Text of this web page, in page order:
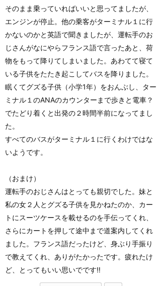
そのまま乗っていればいいと思ってましたが、
エンジンが停止。他の乗客がターミナル１に行
かないのかと英語で聞きましたが、運転手のお
じさんがなにやらフランス語で言ったあと、荷
物をもって降りてしまいました。あわてて寝て
いる子供をたたき起こしてバスを降りました。
眠くてグズる子供（小学1年）をおんぶし、ター
ミナル１のANAのカウンターまで歩きと電車？
でたどり着くと出発の２時間半前になってまし
た。
すべてのバスがターミナル１に行くわけではな
いようです。
（おまけ）
運転手のおじさんはとっても親切でした。妹と
私の女２人とグズる子供を見かねたのか、カー
トにスーツケースを載せるのを手伝ってくれ、
さらにカートを押して途中まで道案内してくれ
ました。フランス語だったけど、身ぶり手振り
で教えてくれ、ありがたかったです。疲れたけ
ど、とってもいい思いでです‼️